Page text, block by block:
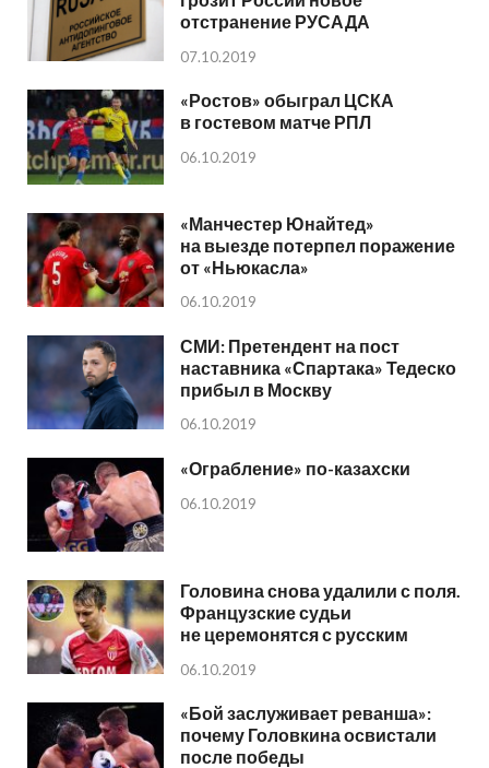
отстранение РУСАДА
07.10.2019
«Ростов» обыграл ЦСКА
в гостевом матче РПЛ
06.10.2019
«Манчестер Юнайтед»
на выезде потерпел поражение
от «Ньюкасла»
06.10.2019
СМИ: Претендент на пост
наставника «Спартака» Тедеско
прибыл в Москву
06.10.2019
«Ограбление» по-казахски
06.10.2019
Головина снова удалили с поля.
Французские судьи
не церемонятся с русским
06.10.2019
«Бой заслуживает реванша»:
почему Головкина освистали
после победы